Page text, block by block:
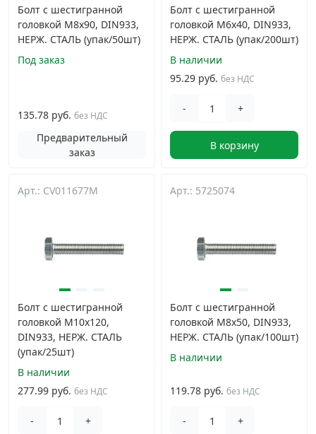
Болт с шестигранной
головкой M8х90, DIN933,
НЕРЖ. СТАЛЬ (упак/50шт)
Под заказ
135.78 руб. без НДС
Предварительный
заказ
Болт с шестигранной
головкой M6х40, DIN933,
НЕРЖ. СТАЛЬ (упак/200шт)
В наличии
95.29 руб. без НДС
- +
В корзину
Арт.: CV011677M
Болт с шестигранной
головкой M10х120,
DIN933, НЕРЖ. СТАЛЬ
(упак/25шт)
В наличии
277.99 руб. без НДС
- +
Арт.: 5725074
Болт с шестигранной
головкой M8х50, DIN933,
НЕРЖ. СТАЛЬ (упак/100шт)
В наличии
119.78 руб. без НДС
- +